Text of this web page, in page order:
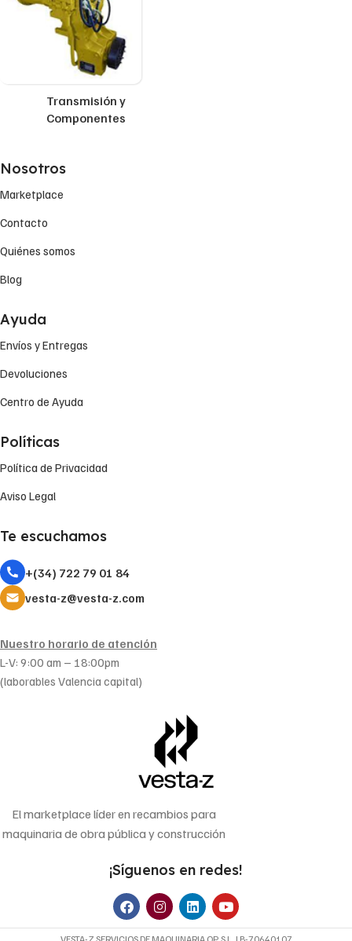
Transmisión y
Componentes
Nosotros
Marketplace
Contacto
Quiénes somos
Blog
Ayuda
Envíos y Entregas
Devoluciones
Centro de Ayuda
Políticas
Política de Privacidad
Aviso Legal
Te escuchamos
+(34) 722 79 01 84
vesta-z@vesta-z.com
Nuestro horario de atención
L-V: 9:00 am – 18:00pm
(laborables Valencia capital)
El marketplace líder en recambios para
maquinaria de obra pública y construcción
¡Síguenos en redes!